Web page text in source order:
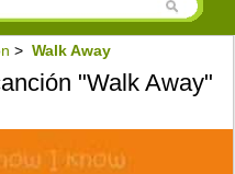
> Walk Away
"Walk Away"